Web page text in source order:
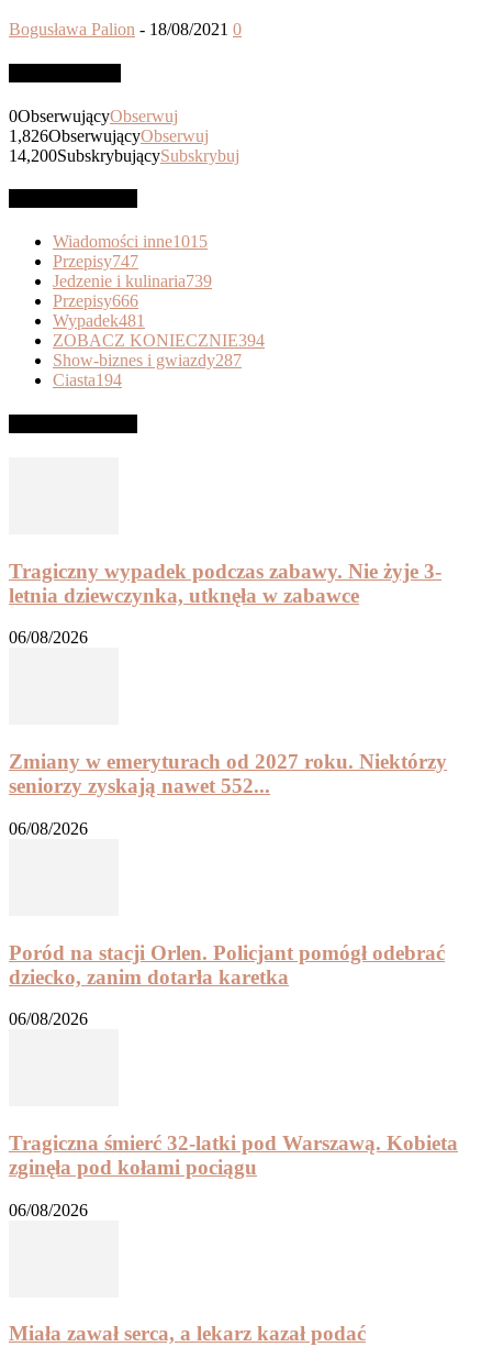
Bogusława Palion - 18/08/2021 0
0ObserwującyObserwuj
1,826ObserwującyObserwuj
14,200SubskrybującySubskrybuj
Wiadomości inne1015
Przepisy747
Jedzenie i kulinaria739
Przepisy666
Wypadek481
ZOBACZ KONIECZNIE394
Show-biznes i gwiazdy287
Ciasta194
Tragiczny wypadek podczas zabawy. Nie żyje 3-
letnia dziewczynka, utknęła w zabawce
06/08/2026
Zmiany w emeryturach od 2027 roku. Niektórzy
seniorzy zyskają nawet 552...
06/08/2026
Poród na stacji Orlen. Policjant pomógł odebrać
dziecko, zanim dotarła karetka
06/08/2026
Tragiczna śmierć 32-latki pod Warszawą. Kobieta
zginęła pod kołami pociągu
06/08/2026
Miała zawał serca, a lekarz kazał podać